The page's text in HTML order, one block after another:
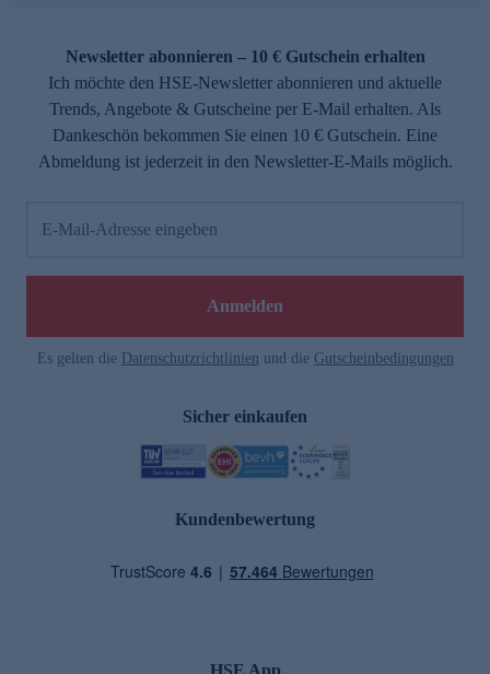
Newsletter abonnieren – 10 € Gutschein erhalten
Ich möchte den HSE-Newsletter abonnieren und aktuelle
Trends, Angebote & Gutscheine per E-Mail erhalten. Als
Dankeschön bekommen Sie einen 10 € Gutschein. Eine
Abmeldung ist jederzeit in den Newsletter-E-Mails möglich.
E-Mail-Adresse eingeben
Anmelden
Es gelten die Datenschutzrichtlinien und die Gutscheinbedingungen
Sicher einkaufen
Kundenbewertung